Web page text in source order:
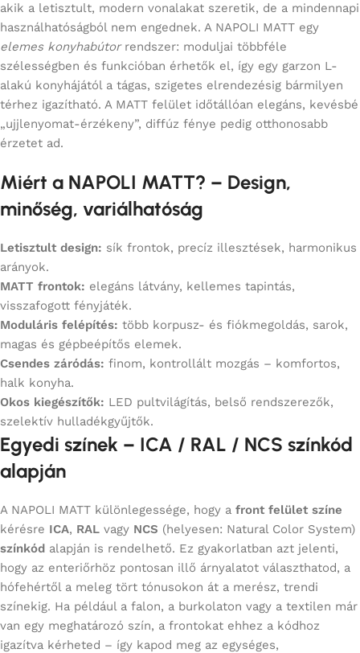
akik a letisztult, modern vonalakat szeretik, de a mindennapi
használhatóságból nem engednek. A NAPOLI MATT egy
elemes konyhabútorrendszer: moduljai többféle
szélességben és funkcióban érhetők el, így egy garzon L-
alakú konyhájától a tágas, szigetes elrendezésig bármilyen
térhez igazítható. A MATT felület időtállóan elegáns, kevésbé
„ujjlenyomat-érzékeny”, diffúz fénye pedig otthonosabb
érzetet ad.
Miért a NAPOLI MATT? – Design,
minőség, variálhatóság
Letisztult design: sík frontok, precíz illesztések, harmonikus
arányok.
MATT frontok: elegáns látvány, kellemes tapintás,
visszafogott fényjáték.
Moduláris felépítés: több korpusz- és fiókmegoldás, sarok,
magas és gépbeépítős elemek.
Csendes záródás: finom, kontrollált mozgás – komfortos,
halk konyha.
Okos kiegészítők: LED pultvilágítás, belső rendszerezők,
szelektív hulladékgyűjtők.
Egyedi színek – ICA / RAL / NCS színkód
alapján
A NAPOLI MATT különlegessége, hogy a front felület színe
kérésre ICA, RAL vagy NCS (helyesen: Natural Color System)
színkód alapján is rendelhető. Ez gyakorlatban azt jelenti,
hogy az enteriőrhöz pontosan illő árnyalatot választhatod, a
hófehértől a meleg tört tónusokon át a merész, trendi
színekig. Ha például a falon, a burkolaton vagy a textilen már
van egy meghatározó szín, a frontokat ehhez a kódhoz
igazítva kérheted – így kapod meg az egységes,